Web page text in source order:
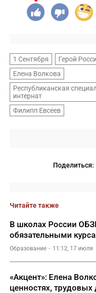
1 Сентября Герой
Елена Волкова
Республиканская
интернат
Филипп Евсеев
Поделиться:
Читайте также
В школах России
обязательными
Образование 11:12, 17 июля
«Акцент»: Елена
ценностях,